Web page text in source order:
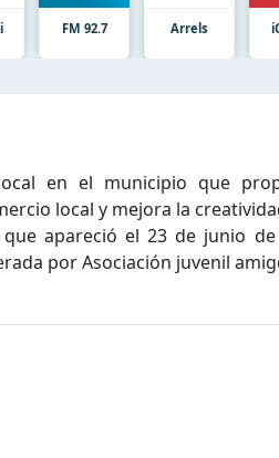
FM 92.7 Arrels
en el municipio que
local y mejora la
apareció el 23 de junio
por Asociación juvenil